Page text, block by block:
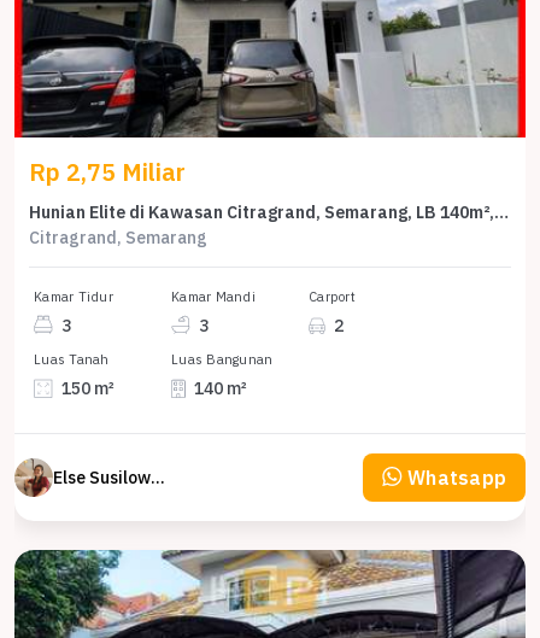
Rp 2,75 Miliar
Hunian Elite di Kawasan Citragrand, Semarang, LB 140m², Harga 2,75 Miliar
Citragrand, Semarang
Kamar Tidur
3
Kamar Mandi
3
Carport
2
Luas Tanah
150 m²
Luas Bangunan
140 m²
Else Susilowaty Whatsapp